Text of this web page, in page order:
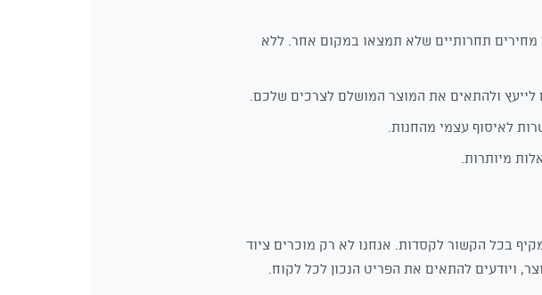
מחירים תחרותיים שלא תמצאו במקום אחר. ללא
ולהתאים את המוצר המושלם לצרכים שלכם.
בכל הקשור לקסדות. אנחנו לא רק מוכרים ציוד
ויודעים להתאים את הפריט הנכון לכל לקוח.